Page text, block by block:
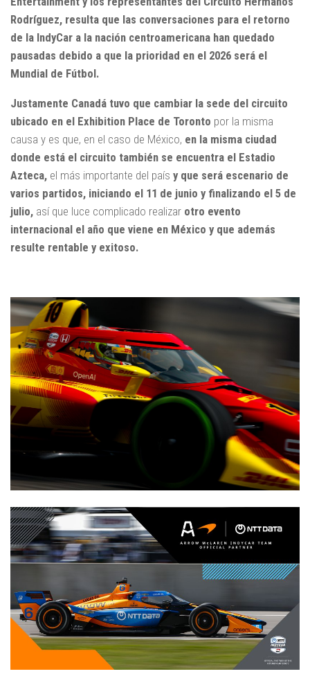
Rodríguez, resulta que las conversaciones para el retorno
de la IndyCar a la nación centroamericana han quedado
pausadas debido a que la prioridad en el 2026 será el
Mundial de Fútbol.
Justamente Canadá tuvo que cambiar la sede del circuito
ubicado en el Exhibition Place de Toronto por la misma
causa y es que, en el caso de México, en la misma ciudad
donde está el circuito también se encuentra el Estadio
Azteca, el más importante del país y que será escenario de
varios partidos, iniciando el 11 de junio y finalizando el 5 de
julio, así que luce complicado realizar otro evento
internacional el año que viene en México y que además
resulte rentable y exitoso.